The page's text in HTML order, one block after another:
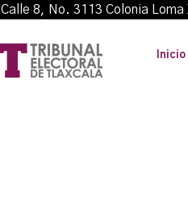
Calle 8, No. 3113 Colonia
Inicio